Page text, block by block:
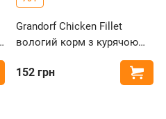
Купити
Grandorf Chicken Fillet
вологий корм з курячою
152 грн